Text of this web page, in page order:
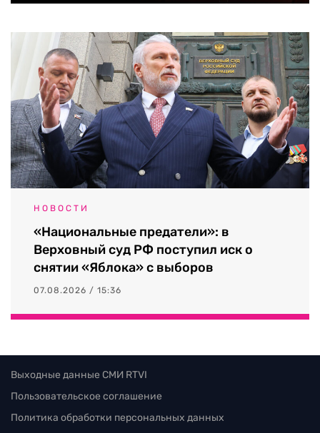
НОВОСТИ
«Национальные предатели»: в
Верховный суд РФ поступил иск о
снятии «Яблока» с выборов
07.08.2026 / 15:36
Выходные данные СМИ RTVI
Пользовательское соглашение
Политика обработки персональных данных